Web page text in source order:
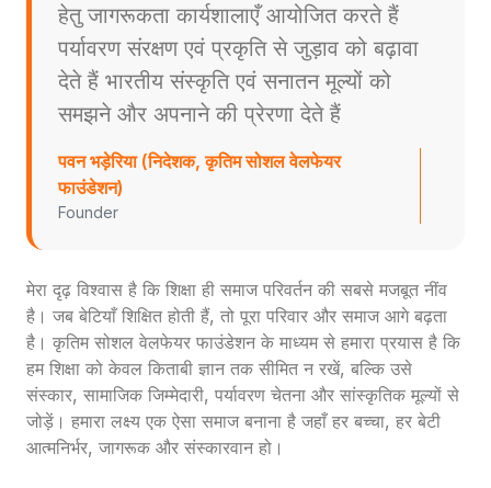
हेतु जागरूकता कार्यशालाएँ आयोजित करते हैं
पर्यावरण संरक्षण एवं प्रकृति से जुड़ाव को बढ़ावा
देते हैं भारतीय संस्कृति एवं सनातन मूल्यों को
समझने और अपनाने की प्रेरणा देते हैं
पवन भड़ेरिया (निदेशक, कृतिम सोशल वेलफेयर
फाउंडेशन)
Founder
मेरा दृढ़ विश्वास है कि शिक्षा ही समाज परिवर्तन की सबसे मजबूत नींव
है। जब बेटियाँ शिक्षित होती हैं, तो पूरा परिवार और समाज आगे बढ़ता
है। कृतिम सोशल वेलफेयर फाउंडेशन के माध्यम से हमारा प्रयास है कि
हम शिक्षा को केवल किताबी ज्ञान तक सीमित न रखें, बल्कि उसे
संस्कार, सामाजिक जिम्मेदारी, पर्यावरण चेतना और सांस्कृतिक मूल्यों से
जोड़ें। हमारा लक्ष्य एक ऐसा समाज बनाना है जहाँ हर बच्चा, हर बेटी
आत्मनिर्भर, जागरूक और संस्कारवान हो।